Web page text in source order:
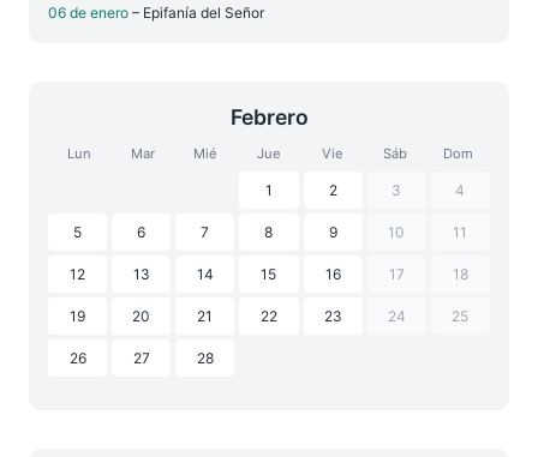
06 de enero – Epifanía del Señor
Febrero
Lun Mar Mié Jue Vie Sáb Dom
1 2 3 4
5 6 7 8 9 10 11
12 13 14 15 16 17 18
19 20 21 22 23 24 25
26 27 28